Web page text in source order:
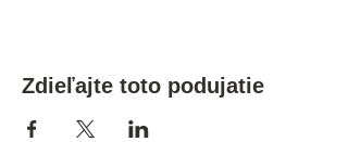
Zdieľajte toto podujatie